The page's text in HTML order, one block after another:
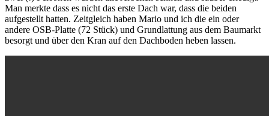
Man merkte dass es nicht das erste Dach war, dass die beiden
aufgestellt hatten. Zeitgleich haben Mario und ich die ein oder
andere OSB-Platte (72 Stück) und Grundlattung aus dem Baumarkt
besorgt und über den Kran auf den Dachboden heben lassen.